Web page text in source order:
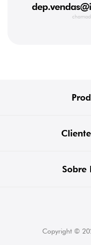
Sobre
Copyright ©